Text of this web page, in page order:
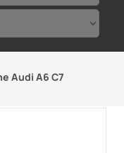
Audi A6 C7